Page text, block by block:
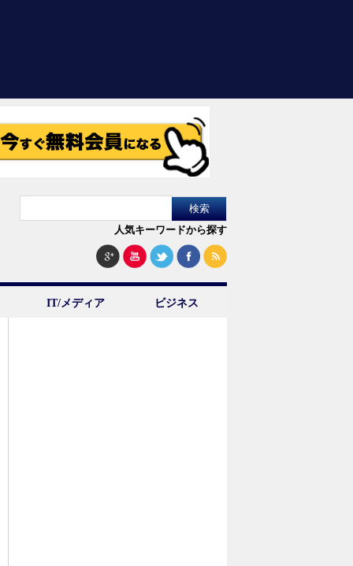
人気キーワードから探す
IT/メディア ビジネス